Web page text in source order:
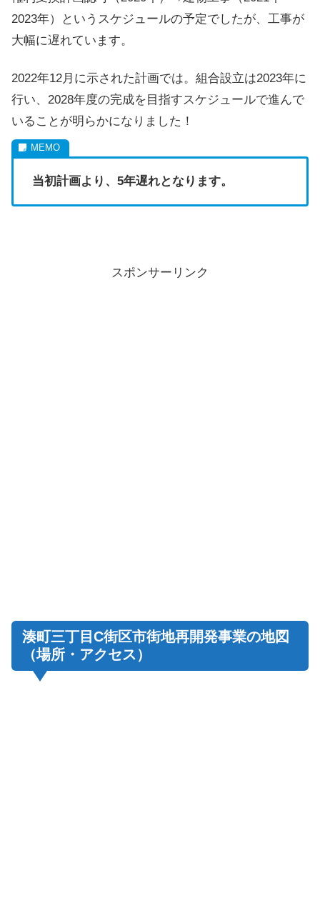
2023年）というスケジュールの予定でしたが、工事が
大幅に遅れています。
2022年12月に示された計画では。組合設立は2023年に
行い、2028年度の完成を目指すスケジュールで進んで
いることが明らかになりました！
当初計画より、5年遅れとなります。
スポンサーリンク
湊町三丁目C街区市街地再開発事業の地図
（場所・アクセス）